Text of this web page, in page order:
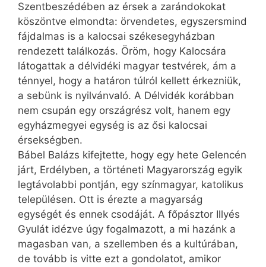
Szentbeszédében az érsek a zarándokokat
köszöntve elmondta: örvendetes, egyszersmind
fájdalmas is a kalocsai székesegyházban
rendezett találkozás. Öröm, hogy Kalocsára
látogattak a délvidéki magyar testvérek, ám a
ténnyel, hogy a határon túlról kellett érkezniük,
a sebünk is nyilvánvaló. A Délvidék korábban
nem csupán egy országrész volt, hanem egy
egyházmegyei egység is az ősi kalocsai
érsekségben.
Bábel Balázs kifejtette, hogy egy hete Gelen­cén
járt, Erdélyben, a történeti Magyarország egyik
legtávolabbi pontján, egy színmagyar, katolikus
településen. Ott is érezte a magyarság
egységét és ennek csodáját. A főpásztor Illyés
Gyulát idézve úgy fogalmazott, a mi hazánk a
magasban van, a szellemben és a kultúrában,
de tovább is vitte ezt a gondolatot, amikor